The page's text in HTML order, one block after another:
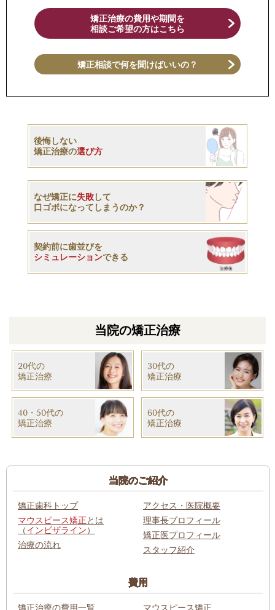
矯正治療の費用や期間を
相談ご希望の方はこちら
矯正相談で何を聞けばいいの？
後悔しない
矯正治療の選び方
なぜ矯正に失敗して
口ゴボになってしまうのか？
契約前に歯並びを
シミュレーションできる
当院の矯正治療
20代の
矯正治療
30代の
​矯正治療
40・50代の
​矯正治療
60代の
​矯正治療
当院のご紹介
矯正歯科トップ
マウスピース矯正とは
（インビザライン）
治療の流れ
アクセス・医院概要
理事長プロフィール
矯正医プロフィール
スタッフ紹介
費用
矯正治療の費用一覧 マウスピース矯正